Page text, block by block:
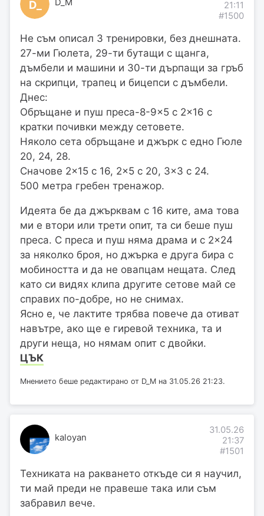
D_ D_M
21:11
#1500
Не съм описал 3 тренировки, без днешната.
27-ми Гюлета, 29-ти бутащи с щанга,
дъмбели и машини и 30-ти дърпащи за гръб
на скрипци, трапец и бицепси с дъмбели.
Днес:
Обръщане и пуш преса-8-9×5 с 2×16 с
кратки почивки между сетовете.
Няколо сета обръщане и джърк с едно Гюле
20, 24, 28.
Сначове 2×15 с 16, 2×5 с 20, 3×3 с 24.
500 метра гребен тренажор.
Идеята бе да джърквам с 16 ките, ама това
ми е втори или трети опит, та си беше пуш
преса. С преса и пуш няма драма и с 2×24
за няколко броя, но джърка е друга бира с
мобиността и да не овапцам нещата. След
като си видях клипа другите сетове май се
справих по-добре, но не снимах.
Ясно е, че лактите трябва повече да отиват
навътре, ако ще е гиревой техника, та и
други неща, но нямам опит с двойки.
ЦЪК
Мнението беше редактирано от D_M на 31.05.26 21:23.
kaloyan
31.05.26
21:37
#1501
Техниката на ракването откъде си я научил,
ти май преди не правеше така или съм
забравил вече.